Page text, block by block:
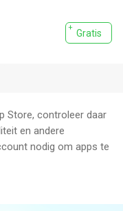
Gratis
Store, controleer daar
en andere
nodig om apps te